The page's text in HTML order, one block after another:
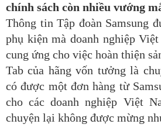
chính sách còn nhiều vướng
Thông tin Tập đoàn Samsung
phụ kiện mà doanh nghiệp
cung ứng cho việc hoàn thiện
Tab của hãng vốn tưởng là
có được một đơn hàng từ
cho các doanh nghiệp Việt
chuyện lại không được mừng